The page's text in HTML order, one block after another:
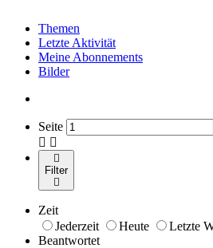
Themen
Letzte Aktivität
Meine Abonnements
Bilder
Seite
Filter
Zeit
Jederzeit
Heute Letzte
Beantwortet